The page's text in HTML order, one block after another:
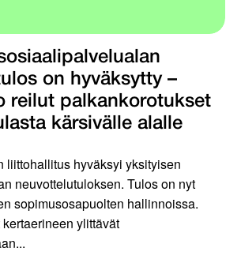
on hyväksytty –
reilut palkankorotukset
kärsivälle alalle
liittohallitus hyväksyi yksityisen
neuvottelutuloksen. Tulos on nyt
sopimusosapuolten hallinnoissa.
ylittävät